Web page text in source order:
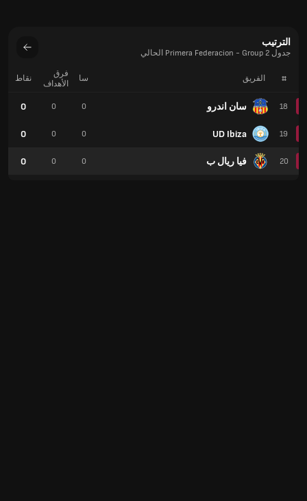
الترتيب
جدول Primera Federacion - Group 2 الحالي
# الفريق
18 سان اندرو
19
UD Ibiza
20 فيا ريال ب
سا
فرق
الأهداف
نقاط
0
0
0
0
0
0
0
0
0